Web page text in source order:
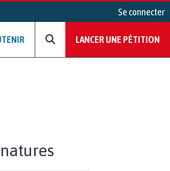
Se connecter
LANCER UNE PÉTITION